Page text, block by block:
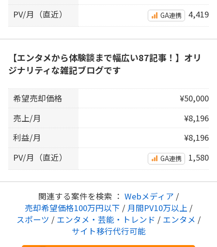
PV/月（直近） GA連携 4,419
【エンタメから体験談まで幅広い87記事！】オリ
ジナリティな雑記ブログです
希望売却価格
¥50,000
売上/月
¥8,196
利益/月
¥8,196
PV/月（直近）
GA連携 1,580
関連する案件を検索 ： Webメディア /
売却希望価格100万円以下 / 月間PV10万以上 /
スポーツ / エンタメ・芸能・トレンド / エンタメ /
サイト移行代行可能